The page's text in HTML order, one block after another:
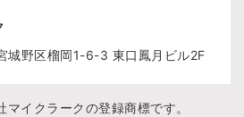
城野区榴岡1-6-3 東口鳳月ビル2F
イクラークの登録商標です。